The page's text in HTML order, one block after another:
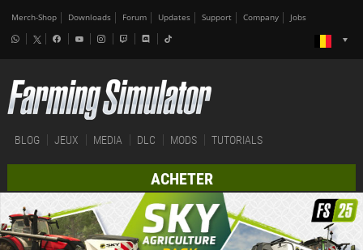
Merch-Shop Downloads Forum Updates Support Company Jobs
BLOG JEUX MEDIA DLC MODS TUTORIALS
ACHETER